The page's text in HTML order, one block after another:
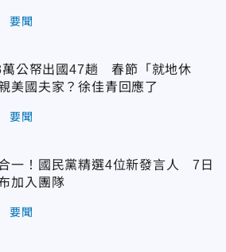
要聞
萬公帑出國47趟 春節「就地休
美國夫家？徐佳青回應了
要聞
一！國民黨精選4位新發言人 7日
加入團隊
要聞